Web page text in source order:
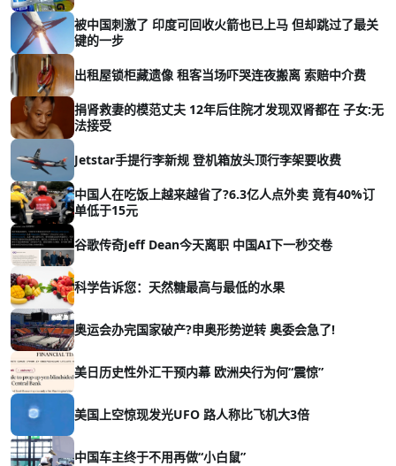
被中国刺激了 印度可回收火箭也已上马 但却跳过了最关
键的一步
出租屋锁柜藏遗像 租客当场吓哭连夜搬离 索赔中介费
捐肾救妻的模范丈夫 12年后住院才发现双肾都在 子女:无
法接受
Jetstar手提行李新规 登机箱放头顶行李架要收费
中国人在吃饭上越来越省了?6.3亿人点外卖 竟有40%订
单低于15元
谷歌传奇Jeff Dean今天离职 中国AI下一秒交卷
科学告诉您：天然糖最高与最低的水果
奥运会办完国家破产?申奥形势逆转 奥委会急了!
美日历史性外汇干预内幕 欧洲央行为何“震惊”
美国上空惊现发光UFO 路人称比飞机大3倍
中国车主终于不用再做“小白鼠”